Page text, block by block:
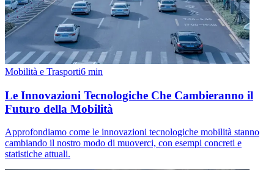
Mobilità e Trasporti6 min
Le Innovazioni Tecnologiche Che Cambieranno il
Futuro della Mobilità
Approfondiamo come le innovazioni tecnologiche mobilità stanno
cambiando il nostro modo di muoverci, con esempi concreti e
statistiche attuali.